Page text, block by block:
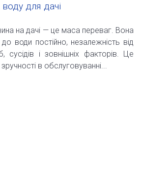
для дачі
на дачі — це маса переваг. Вона
води постійно, незалежність від
сусідів і зовнішніх факторів. Це
в обслуговуванні...